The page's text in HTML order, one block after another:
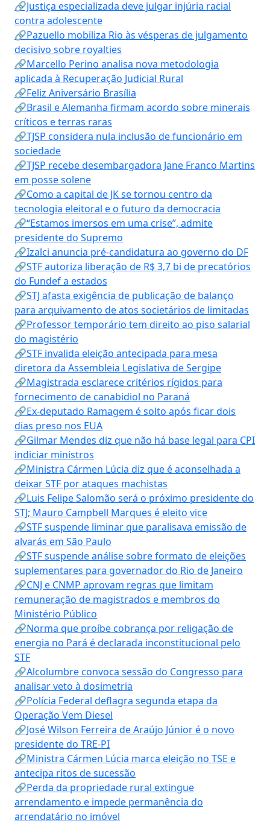
🔗Justiça especializada deve julgar injúria racial
contra adolescente
🔗Pazuello mobiliza Rio às vésperas de julgamento
decisivo sobre royalties
🔗Marcello Perino analisa nova metodologia
aplicada à Recuperação Judicial Rural
🔗Feliz Aniversário Brasília
🔗Brasil e Alemanha firmam acordo sobre minerais
críticos e terras raras
🔗TJSP considera nula inclusão de funcionário em
sociedade
🔗TJSP recebe desembargadora Jane Franco Martins
em posse solene
🔗Como a capital de JK se tornou centro da
tecnologia eleitoral e o futuro da democracia
🔗“Estamos imersos em uma crise”, admite
presidente do Supremo
🔗Izalci anuncia pré-candidatura ao governo do DF
🔗STF autoriza liberação de R$ 3,7 bi de precatórios
do Fundef a estados
🔗STJ afasta exigência de publicação de balanço
para arquivamento de atos societários de limitadas
🔗Professor temporário tem direito ao piso salarial
do magistério
🔗STF invalida eleição antecipada para mesa
diretora da Assembleia Legislativa de Sergipe
🔗Magistrada esclarece critérios rígidos para
fornecimento de canabidiol no Paraná
🔗Ex-deputado Ramagem é solto após ficar dois
dias preso nos EUA
🔗Gilmar Mendes diz que não há base legal para CPI
indiciar ministros
🔗Ministra Cármen Lúcia diz que é aconselhada a
deixar STF por ataques machistas
🔗Luis Felipe Salomão será o próximo presidente do
STJ; Mauro Campbell Marques é eleito vice
🔗STF suspende liminar que paralisava emissão de
alvarás em São Paulo
🔗STF suspende análise sobre formato de eleições
suplementares para governador do Rio de Janeiro
🔗CNJ e CNMP aprovam regras que limitam
remuneração de magistrados e membros do
Ministério Público
🔗Norma que proíbe cobrança por religação de
energia no Pará é declarada inconstitucional pelo
STF
🔗Alcolumbre convoca sessão do Congresso para
analisar veto à dosimetria
🔗Polícia Federal deflagra segunda etapa da
Operação Vem Diesel
🔗José Wilson Ferreira de Araújo Júnior é o novo
presidente do TRE-PI
🔗Ministra Cármen Lúcia marca eleição no TSE e
antecipa ritos de sucessão
🔗Perda da propriedade rural extingue
arrendamento e impede permanência do
arrendatário no imóvel